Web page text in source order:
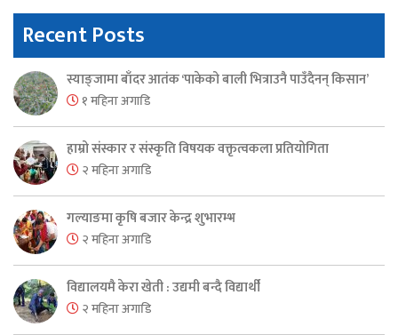
Recent Posts
स्याङ्जामा बाँदर आतंक ‘पाकेको बाली भित्राउनै पाउँदैनन् किसान’
१ महिना अगाडि
हाम्रो संस्कार र संस्कृति विषयक वक्तृत्वकला प्रतियोगिता
२ महिना अगाडि
गल्याङमा कृषि बजार केन्द्र शुभारम्भ
२ महिना अगाडि
विद्यालयमै केरा खेती : उद्यमी बन्दै विद्यार्थी
२ महिना अगाडि